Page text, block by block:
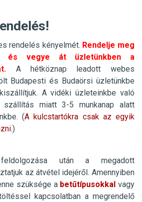
rendelés kényelmét. Rendelje meg
és vegye át üzletünkben a
A hétköznap leadott webes
Budapesti és Budaörsi üzletünkbe
A vidéki üzleteinkbe való
miatt 3-5 munkanap alatt
(A kulcstartókra csak az egyik
)
után a megadott
az átvétel idejéről. Amennyiben
szüksége a betűtípusokkal vagy
kapcsolatban a megrendelő